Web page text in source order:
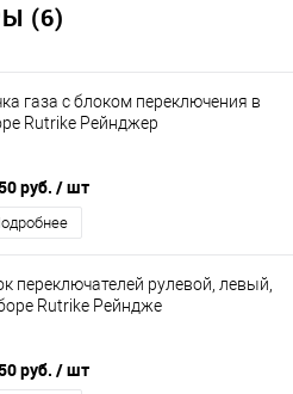
(6)
газа с блоком переключения в
Rutrike Рейнджер
руб. / шт
переключателей рулевой, левый,
Rutrike Рейндже
руб. / шт